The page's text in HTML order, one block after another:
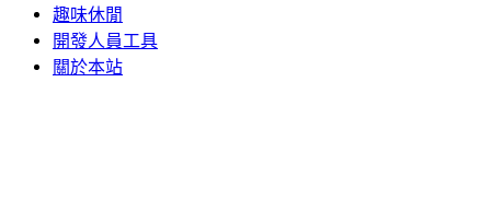
趣味休閒
開發人員工具
關於本站